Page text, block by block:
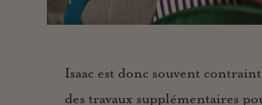
Isaac est donc souvent
des travaux supplémentaires